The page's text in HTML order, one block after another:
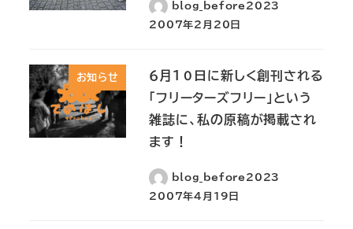
blog_before2023
2007年2月20日
お知らせ
６月１０日に新しく創刊される
「フリーターズフリー」という
雑誌に、私の原稿が掲載され
ます！
blog_before2023
2007年4月19日